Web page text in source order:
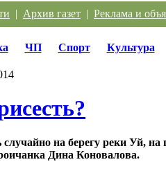
| Архив газет | Реклама и
ЧП Спорт Культура
на берегу реки Уй,
Дина Коновалова.